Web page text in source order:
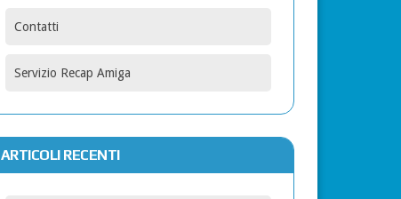
Contatti
Servizio Recap Amiga
ARTICOLI RECENTI